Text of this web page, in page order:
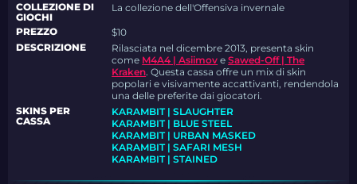
COLLEZIONE DI
GIOCHI
La collezione dell'Offensiva invernale
PREZZO
$10
DESCRIZIONE
Rilasciata nel dicembre 2013, presenta skin
come M4A4 | Asiimov eSawed-Off | The
Kraken. Questa cassa offre un mix di skin
popolari e visivamente accattivanti, rendendola
una delle preferite dai giocatori.
SKINS PER
CASSA
KARAMBIT | SLAUGHTER
KARAMBIT | BLUE STEEL
KARAMBIT | URBAN MASKED
KARAMBIT | SAFARI MESH
KARAMBIT | STAINED